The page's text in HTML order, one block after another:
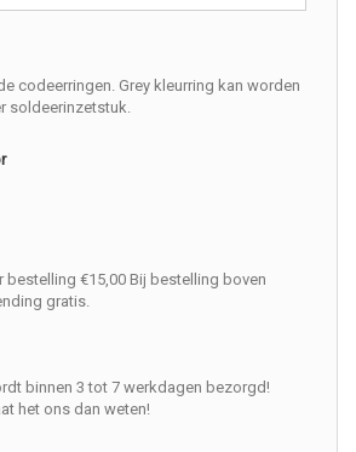
codeerringen. Grey kleurring kan worden
soldeerinzetstuk.
bestelling €15,00 Bij bestelling boven
gratis.
binnen 3 tot 7 werkdagen bezorgd!
het ons dan weten!